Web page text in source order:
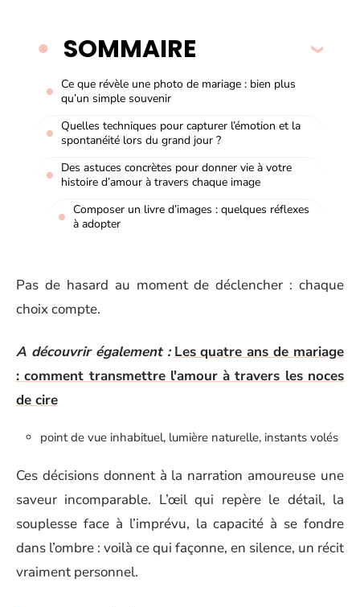
SOMMAIRE
Ce que révèle une photo de mariage : bien plus
qu’un simple souvenir
Quelles techniques pour capturer l’émotion et la
spontanéité lors du grand jour ?
Des astuces concrètes pour donner vie à votre
histoire d’amour à travers chaque image
Composer un livre d’images : quelques réflexes
à adopter
Pas de hasard au moment de déclencher : chaque
choix compte.
A découvrir également : Les quatre ans de mariage
: comment transmettre l'amour à travers les noces
de cire
point de vue inhabituel, lumière naturelle, instants volés
Ces décisions donnent à la narration amoureuse une
saveur incomparable. L’œil qui repère le détail, la
souplesse face à l’imprévu, la capacité à se fondre
dans l’ombre : voilà ce qui façonne, en silence, un récit
vraiment personnel.